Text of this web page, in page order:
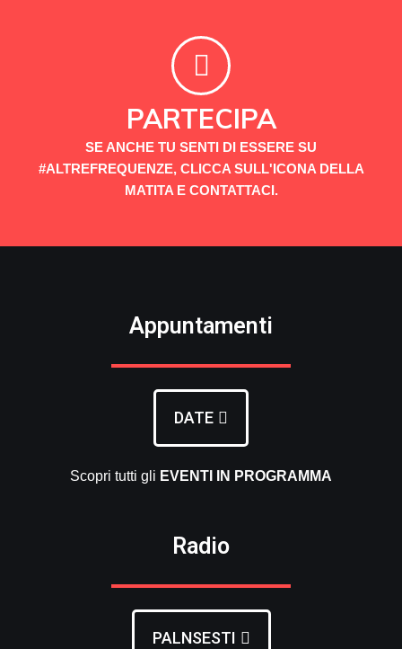
PARTECIPA
SE ANCHE TU SENTI DI ESSERE SU
#ALTREFREQUENZE, CLICCA SULL'ICONA DELLA
MATITA E CONTATTACI.
Appuntamenti
DATE
Scopri tutti gli EVENTI IN PROGRAMMA
Radio
PALNSESTI